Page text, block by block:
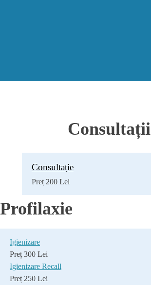
Consultații
Consultație
Preț 200 Lei
Profilaxie
Igienizare
Preț 300 Lei
Igienizare Recall
Preț 250 Lei